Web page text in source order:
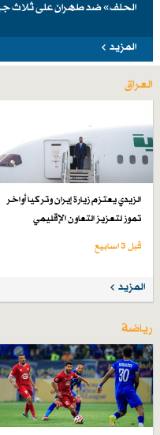
الحلف» ضد طهرانَ على ثلاث
المزيد
العراق
الزيدي يعتزم زيارة إيران وتركيا أواخر
تموز لتعزيز التعاون الإقليمي
قبل 3 اسابیع
المزيد
رياضة